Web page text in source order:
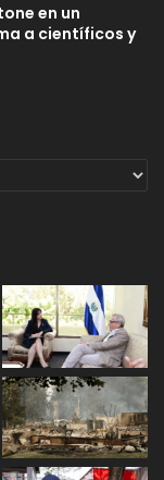
en un
a científicos y